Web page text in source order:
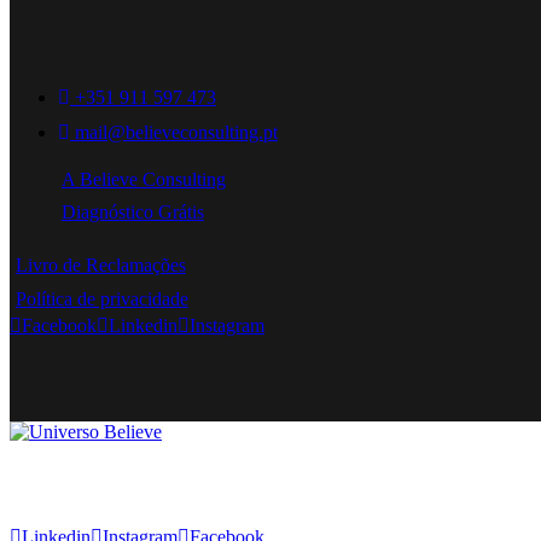
+351 911 597 473
mail@believeconsulting.pt
A Believe Consulting
Diagnóstico Grátis
Livro de Reclamações
Política de privacidade
Facebook Linkedin Instagram